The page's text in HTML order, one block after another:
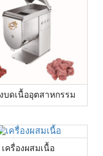
บดเนื้ออุตสาหกรรม
เครื่องผสมเนื้อ